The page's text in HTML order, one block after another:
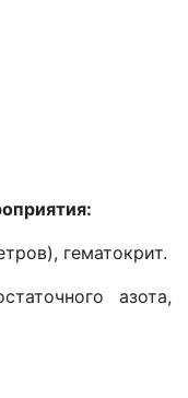
гематокрит.
азота,